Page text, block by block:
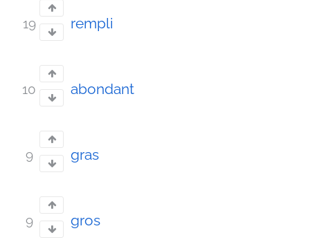
19 rempli
10 abondant
9 gras
9 gros